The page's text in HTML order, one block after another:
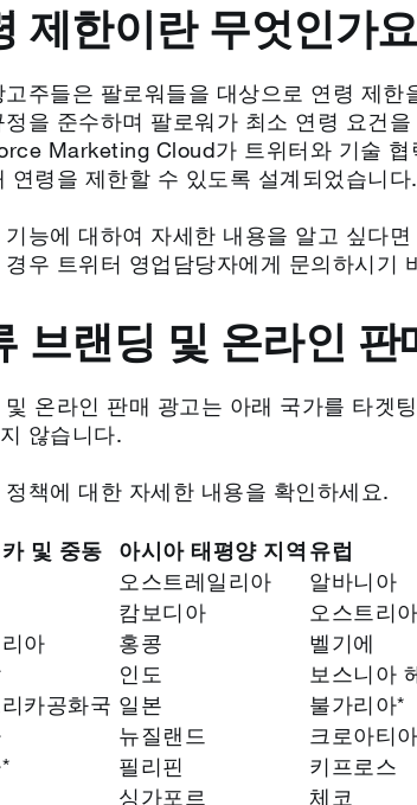
제한이란 무엇인가
고주들은 팔로워들을 대상으로 연령 제
정을 준수하며 팔로워가 최소 연령 요건
Marketing Cloud가 트위터와 기술
연령을 제한할 수 있도록 설계되었습니다.
기능에 대하여 자세한 내용을 알고 싶다면
경우 트위터 영업담당자에게 문의하시기
브랜딩 및 온라인 판
및 온라인 판매 광고는 아래 국가를 타겟
않습니다.
정책에 대한 자세한 내용을 확인하세요.
및 중동 아시아 태평양 지역 유럽
오스트레일리아 알바니아
캄보디아 오스트리아
아
홍콩 벨기에
인도 보스니아
카공화국 일본 불가리아*
뉴질랜드 크로아티
필리핀 키프로스
싱가포르
체코